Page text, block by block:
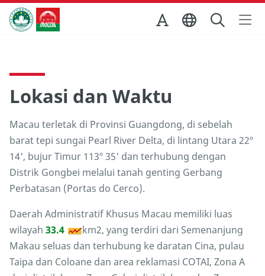
Skip to Main Content
Kantor Pariwisata Pemerintah Macau
Lokasi dan Waktu
Macau terletak di Provinsi Guangdong, di sebelah
barat tepi sungai Pearl River Delta, di lintang Utara 22º
14', bujur Timur 113º 35' dan terhubung dengan
Distrik Gongbei melalui tanah genting Gerbang
Perbatasan (Portas do Cerco).
Daerah Administratif Khusus Macau memiliki luas
wilayah 33.4
km2, yang terdiri dari Semenanjung
Makau seluas dan terhubung ke daratan Cina, pulau
Taipa dan Coloane dan area reklamasi COTAI, Zona A